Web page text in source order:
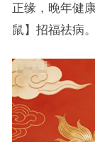
正缘，晚年健
鼠】招福祛病。